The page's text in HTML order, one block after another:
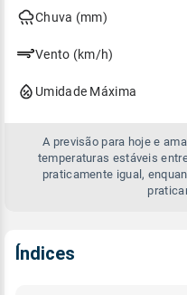
hoje Chuva (mm)
Vento (km/h)
Umidade Máxima
A previsão para hoje e
temperaturas estáveis
praticamente igual,
Índices